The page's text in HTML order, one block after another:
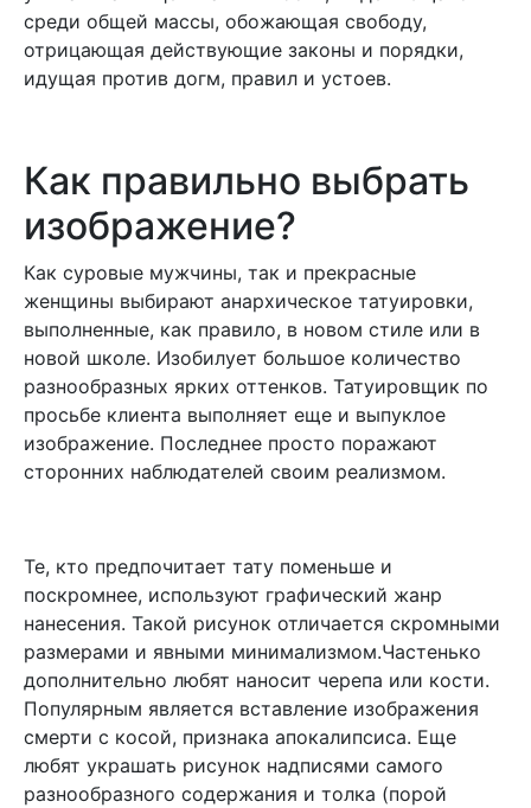
среди общей массы, обожающая свободу,
отрицающая действующие законы и порядки,
идущая против догм, правил и устоев.
Как правильно выбрать
изображение?
Как суровые мужчины, так и прекрасные
женщины выбирают анархическое татуировки,
выполненные, как правило, в новом стиле или в
новой школе. Изобилует большое количество
разнообразных ярких оттенков. Татуировщик по
просьбе клиента выполняет еще и выпуклое
изображение. Последнее просто поражают
сторонних наблюдателей своим реализмом.
Те, кто предпочитает тату поменьше и
поскромнее, используют графический жанр
нанесения. Такой рисунок отличается скромными
размерами и явными минимализмом.Частенько
дополнительно любят наносит черепа или кости.
Популярным является вставление изображения
смерти с косой, признака апокалипсиса. Еще
любят украшать рисунок надписями самого
разнообразного содержания и толка (порой